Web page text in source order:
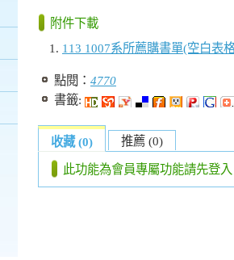
附件下載
113 1007系所薦購書單(空白表
點閱： 4770
書籤:
收藏 (0) 推薦 (0)
此功能為會員專屬功能請先登入